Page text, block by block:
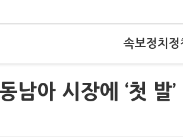
속보정치 정
남아 시장에 ‘첫 발’